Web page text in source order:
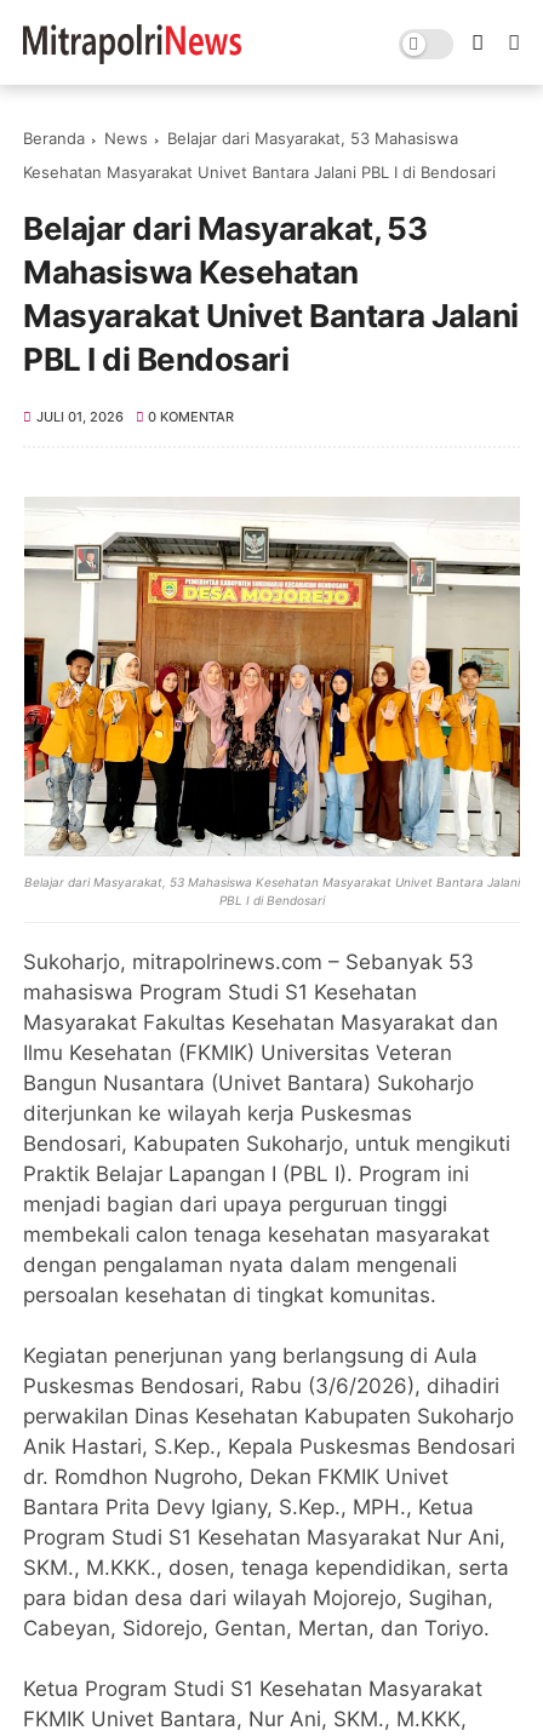
Beranda News
Belajar dari Masyarakat, 53 Mahasiswa
Kesehatan Masyarakat Univet Bantara Jalani PBL I di Bendosari
Belajar dari Masyarakat, 53
Mahasiswa Kesehatan
Masyarakat Univet Bantara Jalani
PBL I di Bendosari
JULI 01, 2026 0 KOMENTAR
Belajar dari Masyarakat, 53 Mahasiswa Kesehatan Masyarakat Univet Bantara Jalani
PBL I di Bendosari
Sukoharjo, mitrapolrinews.com – Sebanyak 53
mahasiswa Program Studi S1 Kesehatan
Masyarakat Fakultas Kesehatan Masyarakat dan
Ilmu Kesehatan (FKMIK) Universitas Veteran
Bangun Nusantara (Univet Bantara) Sukoharjo
diterjunkan ke wilayah kerja Puskesmas
Bendosari, Kabupaten Sukoharjo, untuk mengikuti
Praktik Belajar Lapangan I (PBL I). Program ini
menjadi bagian dari upaya perguruan tinggi
membekali calon tenaga kesehatan masyarakat
dengan pengalaman nyata dalam mengenali
persoalan kesehatan di tingkat komunitas.
Kegiatan penerjunan yang berlangsung di Aula
Puskesmas Bendosari, Rabu (3/6/2026), dihadiri
perwakilan Dinas Kesehatan Kabupaten Sukoharjo
Anik Hastari, S.Kep., Kepala Puskesmas Bendosari
dr. Romdhon Nugroho, Dekan FKMIK Univet
Bantara Prita Devy Igiany, S.Kep., MPH., Ketua
Program Studi S1 Kesehatan Masyarakat Nur Ani,
SKM., M.KKK., dosen, tenaga kependidikan, serta
para bidan desa dari wilayah Mojorejo, Sugihan,
Cabeyan, Sidorejo, Gentan, Mertan, dan Toriyo.
Ketua Program Studi S1 Kesehatan Masyarakat
FKMIK Univet Bantara, Nur Ani, SKM., M.KKK,